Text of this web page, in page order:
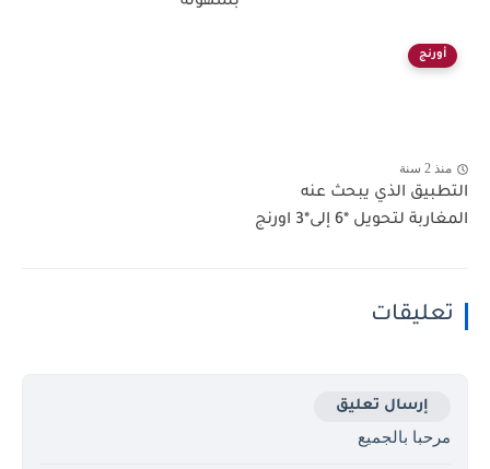
أورنج
منذ 2 سنة
التطبيق الذي يبحث عنه
المغاربة لتحويل *6 إلى*3 اورنج
تعليقات
إرسال تعليق
مرحبا بالجميع